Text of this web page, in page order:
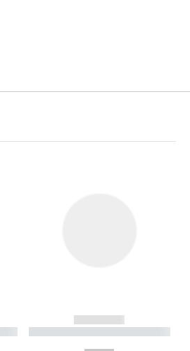
------------
----------- ----------- ----------